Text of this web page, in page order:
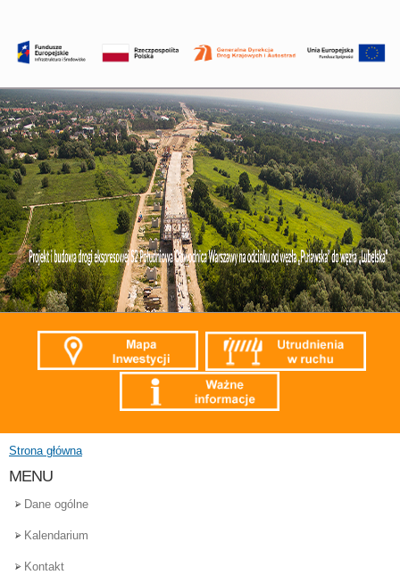
Jesteś tutaj
Strona główna
MENU
Dane ogólne
Kalendarium
Kontakt